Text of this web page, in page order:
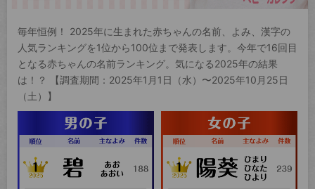
毎年恒例！ 2025年に生まれた赤ちゃんの名前、よみ、漢字の
人気ランキングを1位から100位まで発表します。今年で16回目
となる赤ちゃんの名前ランキング。気になる2025年の結果
は！？ 【調査期間：2025年1月1日（水）〜2025年10月25日
（土）】